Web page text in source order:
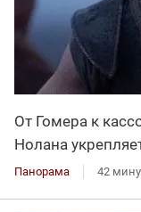
От Гомера к
Нолана
Панорама 42